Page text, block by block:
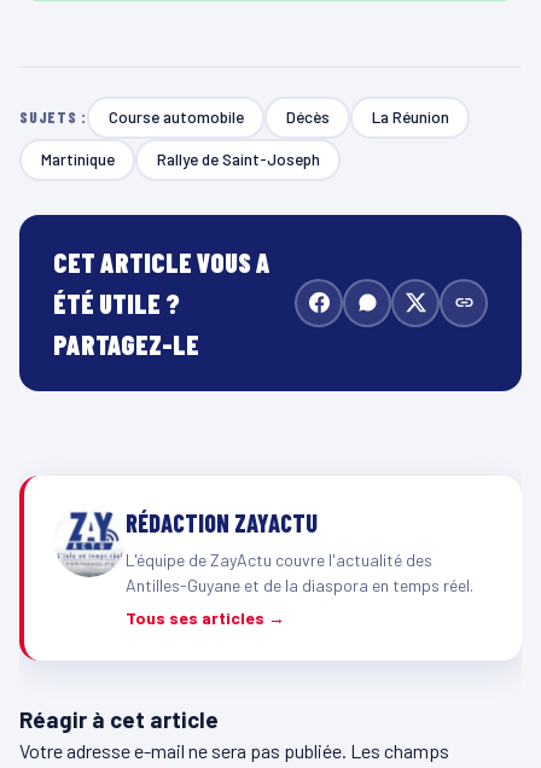
SUJETS : Course automobile Décès La Réunion
Martinique Rallye de Saint-Joseph
CET ARTICLE VOUS A
ÉTÉ UTILE ?
PARTAGEZ-LE
RÉDACTION ZAYACTU
L'équipe de ZayActu couvre l'actualité des
Antilles-Guyane et de la diaspora en temps réel.
Tous ses articles →
Réagir à cet article
Votre adresse e-mail ne sera pas publiée. Les champs